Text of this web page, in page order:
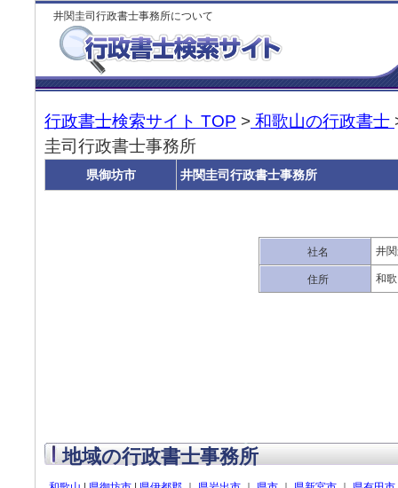
井関圭司行政書士事務所について
行政書士検索サイト TOP > 和歌山の行政書士
圭司行政書士事務所
県御坊市 井関圭司行政書士事務所
社名 井
住所 和
地域の行政書士事務所